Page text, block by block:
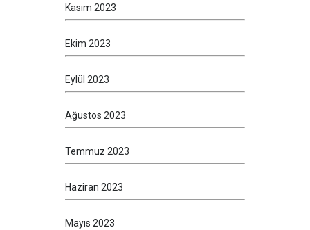
Kasım 2023
Ekim 2023
Eylül 2023
Ağustos 2023
Temmuz 2023
Haziran 2023
Mayıs 2023